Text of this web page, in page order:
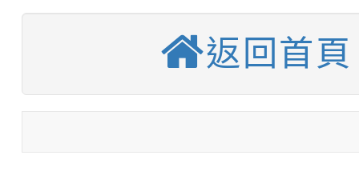
結果(第2招)
9月16日本府B2大禮堂
1次會員大會暨第7屆會
函轉運動部全民運動
推動社區運動俱樂部營
計畫」1 份，請踴躍報
【甄選結果(第11招)】
學年度第1學期第7次代
【甄選結果(第3招)】
返回首頁